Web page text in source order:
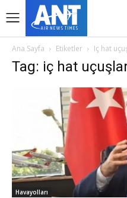
Ana Sayfa Etiketler Iç hat
Tag: iç hat
Havayolları